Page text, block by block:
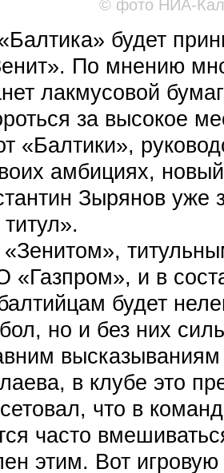
© фото НИА-
будет
По мнению
лакмусовой
за высокое
«Балтики»,
амбициях,
Зырянов уже
«Газпром», и в
будет
но и без них
высказываниям
в клубе это
что в
часто
этим. Вот игровую